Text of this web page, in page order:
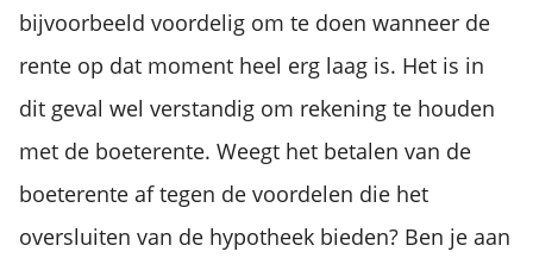
bijvoorbeeld voordelig om te doen wanneer de
rente op dat moment heel erg laag is. Het is in
dit geval wel verstandig om rekening te houden
met de boeterente. Weegt het betalen van de
boeterente af tegen de voordelen die het
oversluiten van de hypotheek bieden? Ben je aan